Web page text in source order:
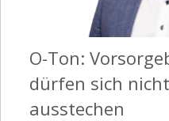
O-Ton:
dürfen sich
ausstechen